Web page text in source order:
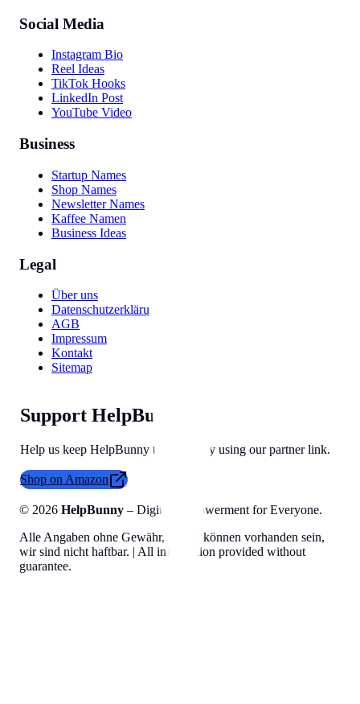
Social Media
Instagram Bio
Reel Ideas
TikTok Hooks
LinkedIn Post
YouTube Video
Business
Startup Names
Shop Names
Newsletter Names
Kaffee Namen
Business Ideas
Legal
Über uns
Datenschutzerklärung
AGB
Impressum
Kontakt
Sitemap
Support HelpBunny
Help us keep HelpBunny tools free by using our partner link.
Shop on Amazon
© 2026 HelpBunny – Digital Empowerment for Everyone.
Alle Angaben ohne Gewähr, Fehler können vorhanden sein,
wir sind nicht haftbar. | All information provided without
guarantee.